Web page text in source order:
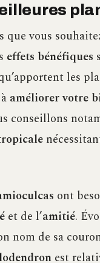
vous
effets bénéfiques
les
améliorer votre
conseillons
ont
et de l’amitié.
nom de sa
est